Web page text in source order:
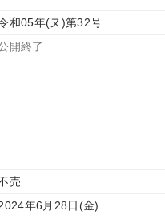
和05年(ヌ)第32号
開終了
売
年6月28日(金)